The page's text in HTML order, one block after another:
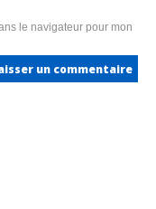
le navigateur pour mon